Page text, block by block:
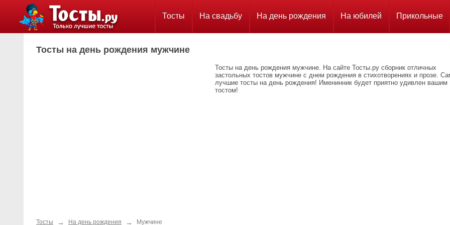
Тосты На свадьбу На день рождения На юбилей Прикольные
Тосты на день рождения мужчине
Тосты на день рождения мужчине. На сайте Тосты.ру сборник отличных
застольных тостов мужчине с днем рождения в стихотворениях и прозе.
лучшие тосты на день рождения! Именинник будет приятно удивлен вашим
тостом!
Тосты → На день рождения → Мужчине